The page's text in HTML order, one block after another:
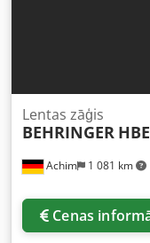
Achim 1 081 km
Lentas zāģis
BEHRINGER
Cenas